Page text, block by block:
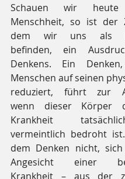
Schauen wir
Menschheit, so ist der
dem wir uns als
befinden, ein
Denkens. Ein
Menschen auf seinen
reduziert, führt zur
wenn dieser Körper
Krankheit
vermeintlich bedroht
dem Denken nicht,
Angesicht einer
Krankheit – aus der